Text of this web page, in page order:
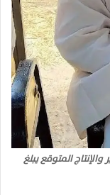
المتوقع يبلغ